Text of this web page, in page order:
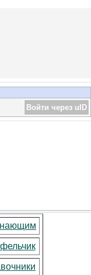
Войти через uID